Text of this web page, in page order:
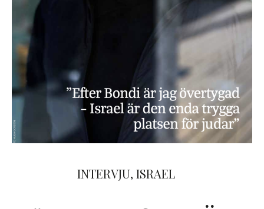
INTERVJU, ISRAEL